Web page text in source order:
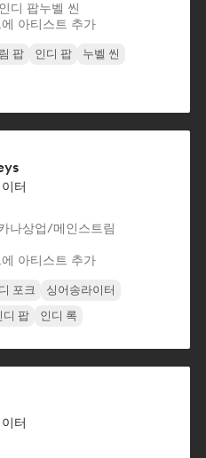
인디 팝누벨 씬
아티스트 추가
팝 인디 팝
누벨 씬
터
나상업/메인스트림
아티스트 추가
포크
싱어송라이터
디 팝 인디 록
터